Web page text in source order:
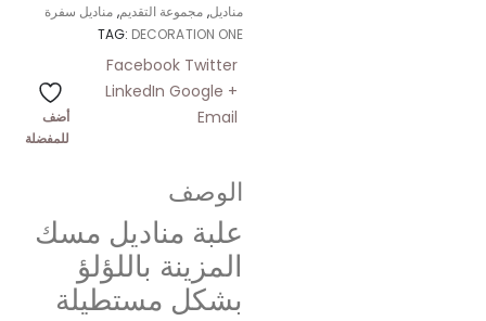
مناديل, مجموعة التقديم, مناديل سفرة
TAG: DECORATION ONE
Facebook Twitter
LinkedIn Google +
Email
أضف
للمفضلة
الوصف
علبة مناديل مسك
المزينة باللؤلؤ
بشكل مستطيلة